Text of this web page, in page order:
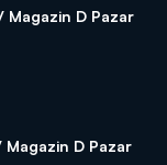
D Pazar
D Pazar